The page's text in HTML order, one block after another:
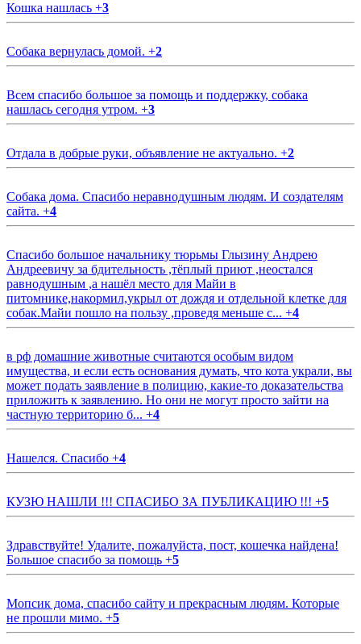
Кошка нашлась +3
Собака вернулась домой. +2
Всем спасибо большое за помощь и поддержку, собака
нашлась сегодня утром. +3
Отдала в добрые руки, объявление не актуально. +2
Собака дома. Спасибо неравнодушным людям. И создателям
сайта. +4
Спасибо большое начальнику тюрьмы Глызину Андрею
Андреевичу за бдительность ,тёплый приют ,неостался
равнодушным ,а нашёл место для Майи в
питомнике,накормил,укрыл от дождя и отдельной клетке для
собак.Майи пошло на пользу ,проведя меньше с... +4
в рф домашние животные считаются особым видом
имущества, и если есть основания думать, что кота украли, вы
может подать заявление в полицию, какие-то доказательства
приложить к заявлению. Но они не могут просто зайти на
частную территорию б... +4
Нашелся. Спасибо +4
КУЗЮ НАШЛИ !!! СПАСИБО ЗА ПУБЛИКАЦИЮ !!! +5
Здравствуйте! Удалите, пожалуйста, пост, кошечка найдена!
Большое спасибо за помощь +5
Мопсик дома, спасибо сайту и прекрасным людям. Которые
не прошли мимо. +5